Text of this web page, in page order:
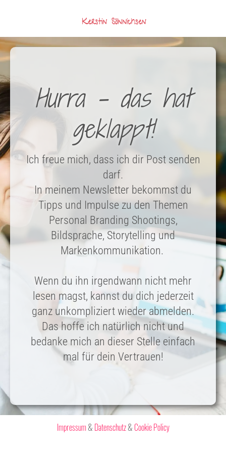
Hurra – das hat
geklappt!
Ich freue mich, dass ich dir Post senden
darf.
In meinem Newsletter bekommst du
Tipps und Impulse zu den Themen
Personal Branding Shootings,
Bildsprache, Storytelling und
Markenkommunikation.
Wenn du ihn irgendwann nicht mehr
lesen magst, kannst du dich jederzeit
ganz unkompliziert wieder abmelden.
Das hoffe ich natürlich nicht und
bedanke mich an dieser Stelle einfach
mal für dein Vertrauen!
Impressum& Datenschutz& Cookie Policy